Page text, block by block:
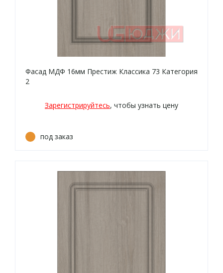
Фасад МДФ 16мм Престиж Классика 73 Категория
2
Зарегистрируйтесь, чтобы узнать цену
под заказ